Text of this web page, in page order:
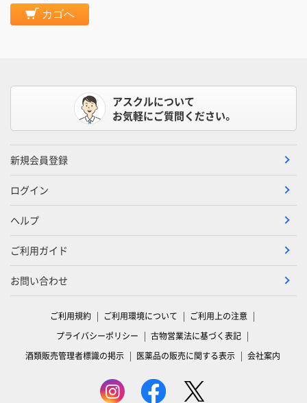
カゴへ
アスクルについて
お気軽にご質問ください。
新規会員登録
ログイン
ヘルプ
ご利用ガイド
お問い合わせ
ご利用規約 ご利用環境について
ご利用上の注意
プライバシーポリシー
古物営業法に基づく表記
酒類販売管理者標識の掲示
医薬品の販売に関する表示 会社案内